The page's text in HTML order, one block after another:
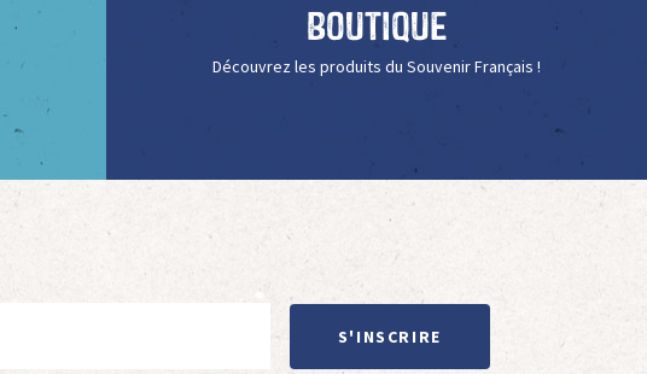
Boutique
Découvrez les produits du Souvenir Français !
S'INSCRIRE